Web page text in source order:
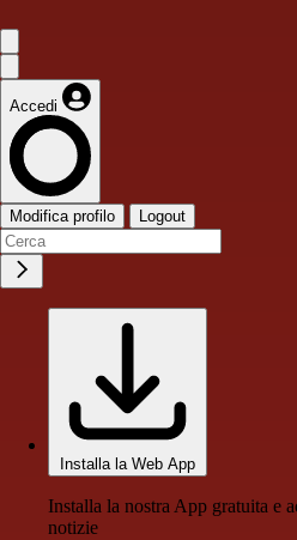
Accedi
Modifica profilo Logout
Installa la Web App
Installa la nostra App gratuita e
notizie